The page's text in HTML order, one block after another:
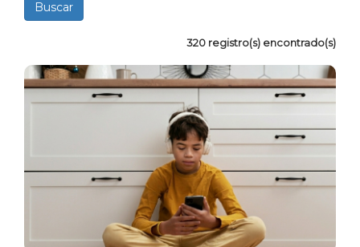
320 registro(s) encontrado(s)